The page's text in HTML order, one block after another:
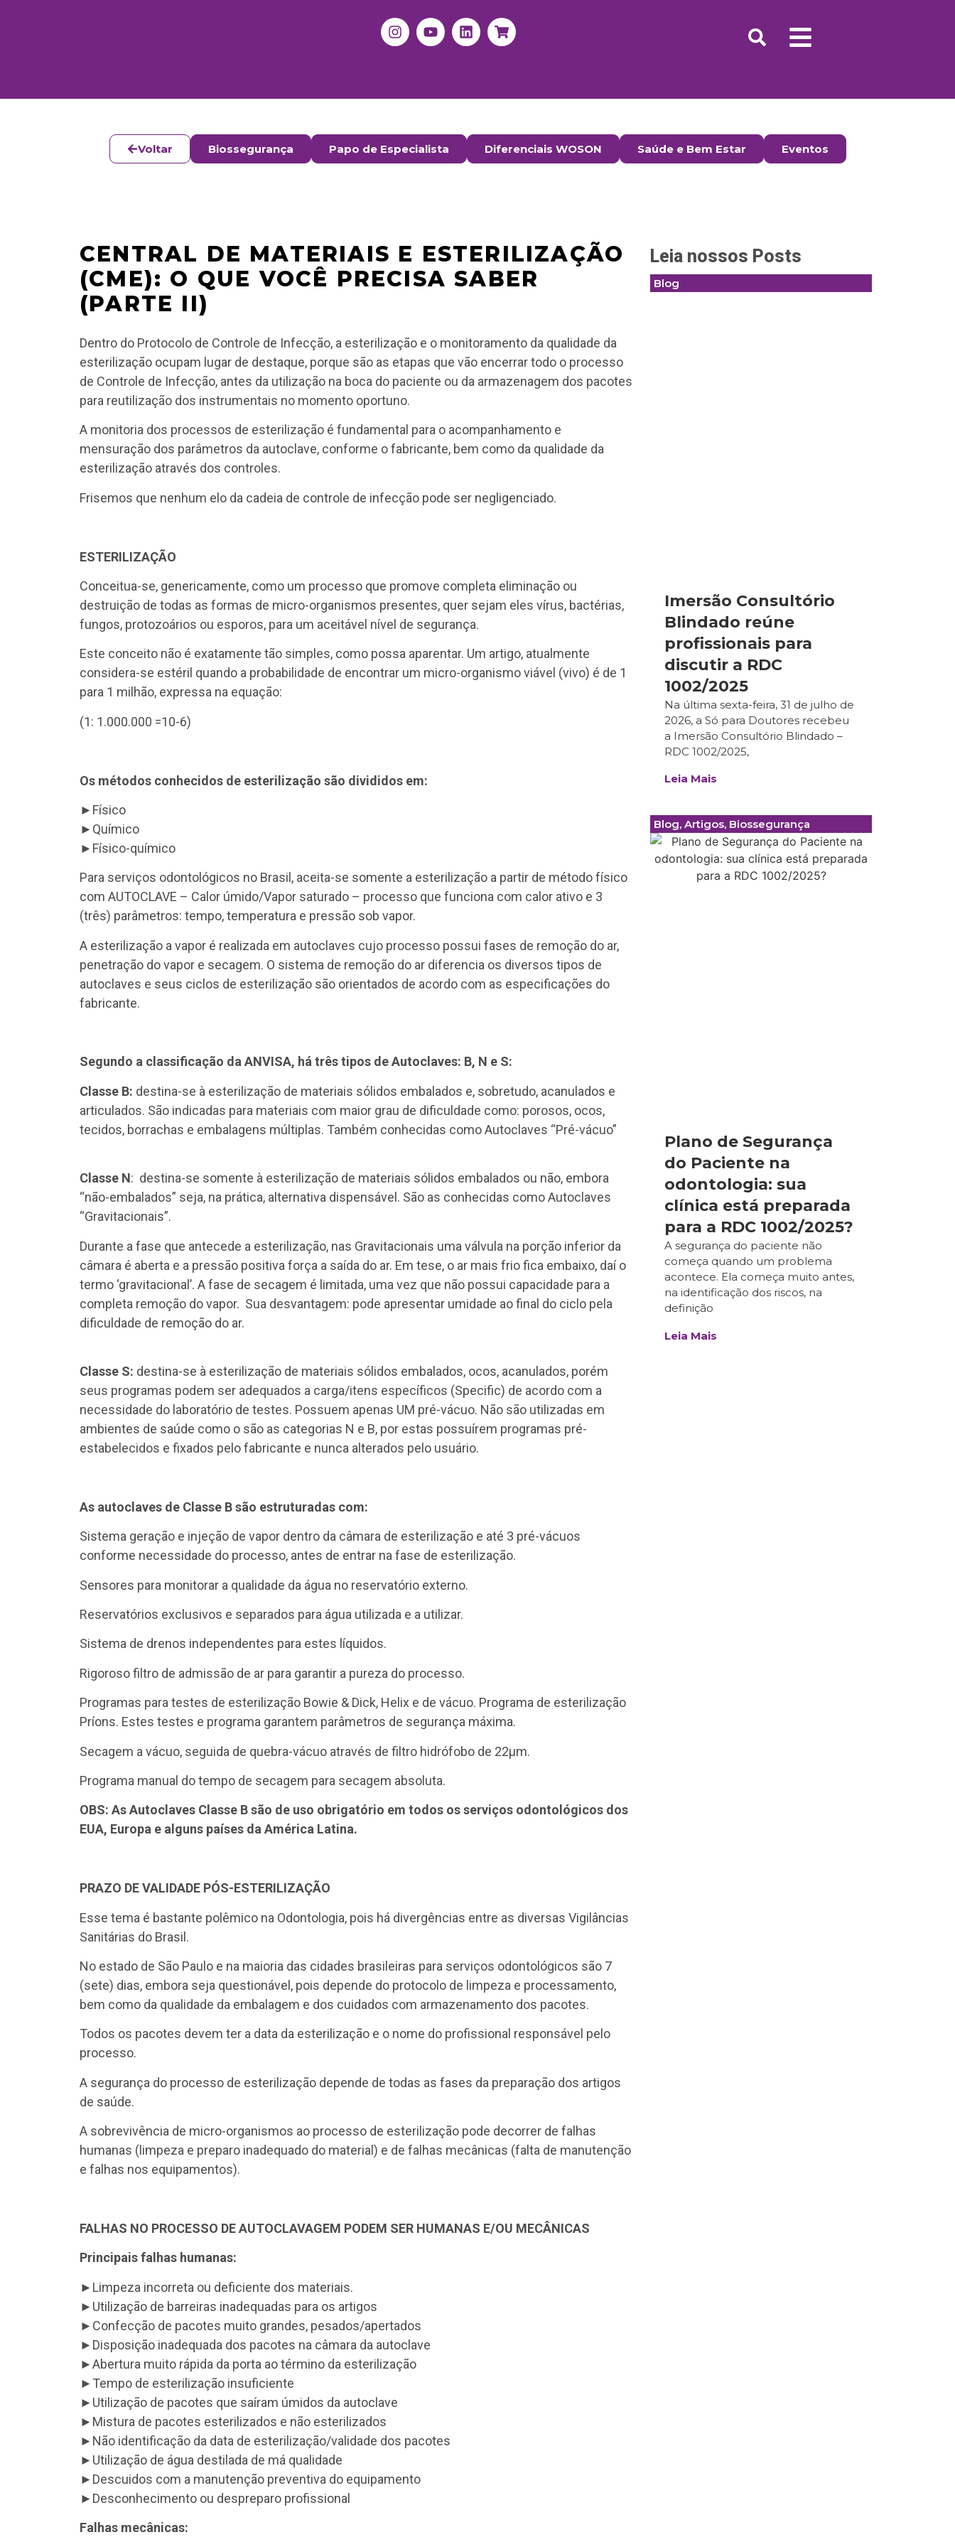
Voltar Biossegurança Papo de Especialista Diferenciais WOSON Saúde e Bem Estar Eventos
CENTRAL DE MATERIAIS E ESTERILIZAÇÃO
(CME): O QUE VOCÊ PRECISA SABER
(PARTE II)
Dentro do Protocolo de Controle de Infecção, a esterilização e o monitoramento da qualidade da
esterilização ocupam lugar de destaque, porque são as etapas que vão encerrar todo o processo
de Controle de Infecção, antes da utilização na boca do paciente ou da armazenagem dos pacotes
para reutilização dos instrumentais no momento oportuno.
A monitoria dos processos de esterilização é fundamental para o acompanhamento e
mensuração dos parâmetros da autoclave, conforme o fabricante, bem como da qualidade da
esterilização através dos controles.
Frisemos que nenhum elo da cadeia de controle de infecção pode ser negligenciado.
ESTERILIZAÇÃO
Conceitua-se, genericamente, como um processo que promove completa eliminação ou
destruição de todas as formas de micro-organismos presentes, quer sejam eles vírus, bactérias,
fungos, protozoários ou esporos, para um aceitável nível de segurança.
Este conceito não é exatamente tão simples, como possa aparentar. Um artigo, atualmente
considera-se estéril quando a probabilidade de encontrar um micro-organismo viável (vivo) é de 1
para 1 milhão, expressa na equação:
(1: 1.000.000 =10-6)
Os métodos conhecidos de esterilização são divididos em:
►Físico
►Químico
►Físico-químico
Para serviços odontológicos no Brasil, aceita-se somente a esterilização a partir de método físico
com AUTOCLAVE – Calor úmido/Vapor saturado – processo que funciona com calor ativo e 3
(três) parâmetros: tempo, temperatura e pressão sob vapor.
A esterilização a vapor é realizada em autoclaves cujo processo possui fases de remoção do ar,
penetração do vapor e secagem. O sistema de remoção do ar diferencia os diversos tipos de
autoclaves e seus ciclos de esterilização são orientados de acordo com as especificações do
fabricante.
Segundo a classificação da ANVISA, há três tipos de Autoclaves: B, N e S:
Classe B: destina-se à esterilização de materiais sólidos embalados e, sobretudo, acanulados e
articulados. São indicadas para materiais com maior grau de dificuldade como: porosos, ocos,
tecidos, borrachas e embalagens múltiplas. Também conhecidas como Autoclaves “Pré-vácuo”
Classe N: destina-se somente à esterilização de materiais sólidos embalados ou não, embora
“não-embalados” seja, na prática, alternativa dispensável. São as conhecidas como Autoclaves
“Gravitacionais”.
Durante a fase que antecede a esterilização, nas Gravitacionais uma válvula na porção inferior da
câmara é aberta e a pressão positiva força a saída do ar. Em tese, o ar mais frio fica embaixo, daí o
termo ‘gravitacional’. A fase de secagem é limitada, uma vez que não possui capacidade para a
completa remoção do vapor. Sua desvantagem: pode apresentar umidade ao final do ciclo pela
dificuldade de remoção do ar.
Classe S: destina-se à esterilização de materiais sólidos embalados, ocos, acanulados, porém
seus programas podem ser adequados a carga/itens específicos (Specific) de acordo com a
necessidade do laboratório de testes. Possuem apenas UM pré-vácuo. Não são utilizadas em
ambientes de saúde como o são as categorias N e B, por estas possuírem programas pré-
estabelecidos e fixados pelo fabricante e nunca alterados pelo usuário.
As autoclaves de Classe B são estruturadas com:
Sistema geração e injeção de vapor dentro da câmara de esterilização e até 3 pré-vácuos
conforme necessidade do processo, antes de entrar na fase de esterilização.
Sensores para monitorar a qualidade da água no reservatório externo.
Reservatórios exclusivos e separados para água utilizada e a utilizar.
Sistema de drenos independentes para estes líquidos.
Rigoroso filtro de admissão de ar para garantir a pureza do processo.
Programas para testes de esterilização Bowie & Dick, Helix e de vácuo. Programa de esterilização
Príons. Estes testes e programa garantem parâmetros de segurança máxima.
Secagem a vácuo, seguida de quebra-vácuo através de filtro hidrófobo de 22µm.
Programa manual do tempo de secagem para secagem absoluta.
OBS: As Autoclaves Classe B são de uso obrigatório em todos os serviços odontológicos dos
EUA, Europa e alguns países da América Latina.
PRAZO DE VALIDADE PÓS-ESTERILIZAÇÃO
Esse tema é bastante polêmico na Odontologia, pois há divergências entre as diversas Vigilâncias
Sanitárias do Brasil.
No estado de São Paulo e na maioria das cidades brasileiras para serviços odontológicos são 7
(sete) dias, embora seja questionável, pois depende do protocolo de limpeza e processamento,
bem como da qualidade da embalagem e dos cuidados com armazenamento dos pacotes.
Todos os pacotes devem ter a data da esterilização e o nome do profissional responsável pelo
processo.
A segurança do processo de esterilização depende de todas as fases da preparação dos artigos
de saúde.
A sobrevivência de micro-organismos ao processo de esterilização pode decorrer de falhas
humanas (limpeza e preparo inadequado do material) e de falhas mecânicas (falta de manutenção
e falhas nos equipamentos).
FALHAS NO PROCESSO DE AUTOCLAVAGEM PODEM SER HUMANAS E/OU MECÂNICAS
Principais falhas humanas:
►Limpeza incorreta ou deficiente dos materiais.
►Utilização de barreiras inadequadas para os artigos
►Confecção de pacotes muito grandes, pesados/apertados
►Disposição inadequada dos pacotes na câmara da autoclave
►Abertura muito rápida da porta ao término da esterilização
►Tempo de esterilização insuficiente
►Utilização de pacotes que saíram úmidos da autoclave
►Mistura de pacotes esterilizados e não esterilizados
►Não identificação da data de esterilização/validade dos pacotes
►Utilização de água destilada de má qualidade
►Descuidos com a manutenção preventiva do equipamento
►Desconhecimento ou despreparo profissional
Falhas mecânicas:
Leia nossos Posts
Blog
Imersão Consultório
Blindado reúne
profissionais para
discutir a RDC
1002/2025
Na última sexta-feira, 31 de julho de
2026, a Só para Doutores recebeu
a Imersão Consultório Blindado –
RDC 1002/2025,
Leia Mais
Blog, Artigos, Biossegurança
Plano de Segurança
do Paciente na
odontologia: sua
clínica está preparada
para a RDC 1002/2025?
A segurança do paciente não
começa quando um problema
acontece. Ela começa muito antes,
na identificação dos riscos, na
definição
Leia Mais